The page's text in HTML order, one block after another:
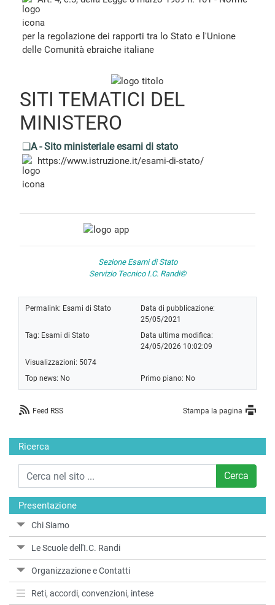
Ricerca
Cerca
Presentazione
Chi Siamo
Le Scuole dell'I.C. Randi
Organizzazione e Contatti
Reti, accordi, convenzioni, intese
per la regolazione dei rapporti tra lo Stato e l'Unione
delle Comunità ebraiche italiane
SITI TEMATICI DEL
MINISTERO
❑A - Sito ministeriale esami di stato
https://www.istruzione.it/esami-di-stato/
Sezione Esami di Stato
Servizio Tecnico I.C. Randi©
Permalink: Esami di Stato
Data di pubblicazione:
25/05/2021
Tag: Esami di Stato
Data ultima modifica:
24/05/2026 10:02:09
Visualizzazioni: 5074
Top news: No
Primo piano: No
Feed RSS Stampa la pagina